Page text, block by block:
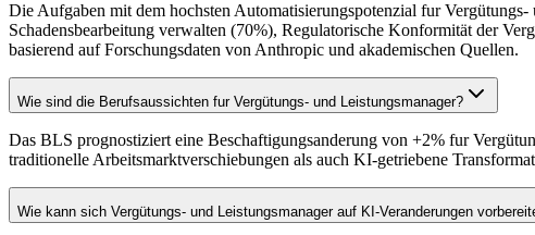
Die Aufgaben mit dem hochsten Automatisierungspotenzial fur
Schadensbearbeitung verwalten (70%), Regulatorische Konformität der
basierend auf Forschungsdaten von Anthropic und akademischen Quellen.
Wie sind die Berufsaussichten fur Vergütungs- und Leistungsmanager?
Das BLS prognostiziert eine Beschaftigungsanderung von +2% fur
traditionelle Arbeitsmarktverschiebungen als auch KI-getriebene
Wie kann sich Vergütungs- und Leistungsmanager auf KI-Veranderungen